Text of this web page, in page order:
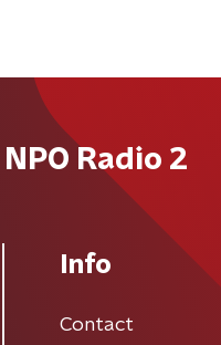
Radio 2
Info
Contact